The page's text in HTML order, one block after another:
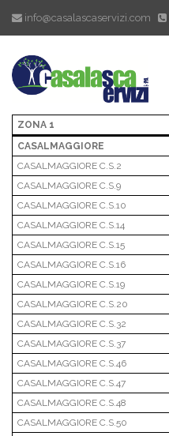
info@casalascaservizi.com
ZONA 1
CASALMAGGIORE
CASALMAGGIORE C.S.2
CASALMAGGIORE C.S.9
CASALMAGGIORE C.S.10
CASALMAGGIORE C.S.14
CASALMAGGIORE C.S.15
CASALMAGGIORE C.S.16
CASALMAGGIORE C.S.19
CASALMAGGIORE C.S.20
CASALMAGGIORE C.S.32
CASALMAGGIORE C.S.37
CASALMAGGIORE C.S.46
CASALMAGGIORE C.S.47
CASALMAGGIORE C.S.48
CASALMAGGIORE C.S.50